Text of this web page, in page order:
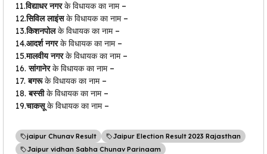
11.विद्याधर नगरके विधायक का नाम –
12.सिविल लाइंसके विधायक का नाम –
13.किशनपोलके विधायक का नाम –
14.आदर्श नगरके विधायक का नाम –
15.मालवीय नगरके विधायक का नाम –
16.सांगानेरके विधायक का नाम –
17.बगरूके विधायक का नाम –
18.बस्सीके विधायक का नाम –
19.चाकसूके विधायक का नाम –
jaipur Chunav Result
Jaipur Election Result 2023 Rajasthan
Jaipur vidhan Sabha Chunav Parinaam